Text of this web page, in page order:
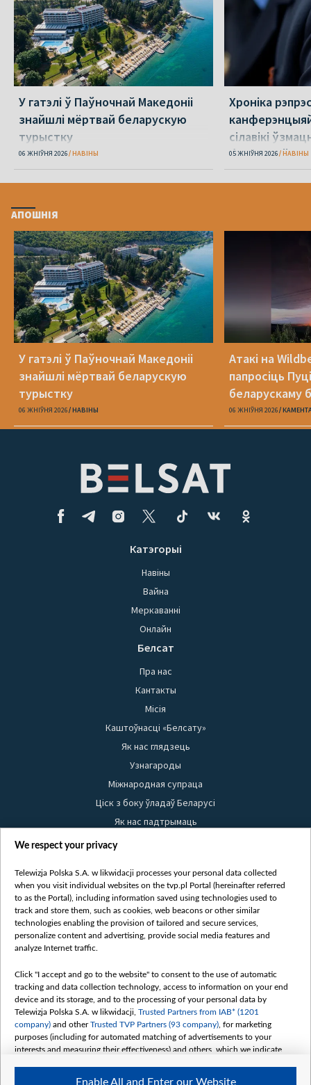
У гатэлі ў Паўночнай Македоніі
знайшлі мёртвай беларускую
турыстку
06 ЖНІЎНЯ 2026 НАВІНЫ
Хроніка
сілавікі
беларусаў
05 ЖНІЎНЯ 2026 НАВІНЫ
АПОШНІЯ
У гатэлі ў Паўночнай Македоніі
знайшлі мёртвай беларускую
турыстку
06 ЖНІЎНЯ 2026 НАВІНЫ
Атакі на
папросіць
беларускаму
06 ЖНІЎНЯ 2026
Катэгорыі
Навіны
Вайна
Меркаванні
Онлайн
Белсат
Пра нас
Кантакты
Місія
Каштоўнасці «Белсату»
Як нас глядзець
Узнагароды
Міжнародная супраца
Ціск з боку ўладаў Беларусі
Як нас падтрымаць
Правілы выкарыстання матэрыялаў
Бяспека
Youtube
Белсат news
Белсат Shorts
Жэстачайшы мульт
Belsat English
Biełsat PL
Белсат Now
Белсат History
Белсат Music
We respect your privacy
Telewizja Polska S.A. w likwidacji processes your personal data collected
when you visit individual websites on the tvp.pl Portal (hereinafter referred
to as the Portal), including information saved using technologies used to
track and store them, such as cookies, web beacons or other similar
technologies enabling the provision of tailored and secure services,
personalize content and advertising, provide social media features and
analyze Internet traffic.
Click "I accept and go to the website" to consent to the use of automatic
tracking and data collection technology, access to information on your end
device and its storage, and to the processing of your personal data by
Telewizja Polska S.A. w likwidacji, Trusted Partners from IAB* (1201
company) and otherTrusted TVP Partners (93 company) , for marketing
purposes (including for automated matching of advertisements to your
interests and measuring their effectiveness) and others, which we indicate
Enable All and Enter our Website